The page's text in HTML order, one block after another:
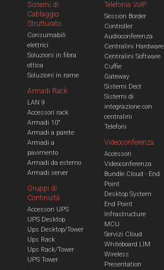
Sistemi di
Cablaggio
Strutturato
Consumabili
elettrici
Soluzioni in fibra
ottica
Soluzioni in rame
Armadi Rack
LAN 9
Accessori rack
Armadi 10"
Armadi a parete
Armadi a
pavimento
Armadi da esterno
Armadi server
Gruppi di
Continuità
Accessori UPS
UPS Desktop
Ups Desktop/Tower
Ups Rack
Ups Rack/Tower
UPS Tower
Telefonia VoIP
Session Border
Controller
Audioconferenza
Centralini Hardware
Centralini Software
Cuffie
Gateway
Sistemi Dect
Sistemi di
integrazione con
centralini
Telefoni
Videoconferenza
Accessori
Videoconferenza
Bundle Cloud - End
Point
Desktop System
End Point
Infrastructure
MCU
Servizi Cloud
Whiteboard LIM
Wireless
Presentation